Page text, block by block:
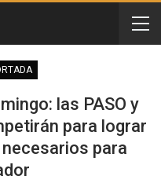
las PASO y
para lograr
para